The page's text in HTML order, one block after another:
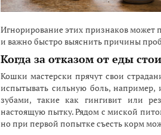
Игнорирование этих признаков может
и важно быстро выяснить причины
Когда за отказом от еды
Кошки мастерски прячут свои
испытывать сильную боль, например,
зубами, такие как гингивит или
настоящую пытку. Рядом с миской
но при первой попытке съесть корм